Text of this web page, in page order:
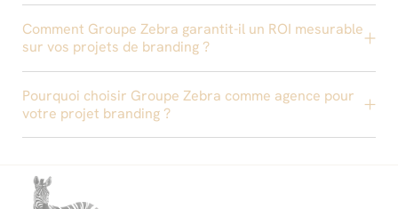
Comment Groupe Zebra garantit-il un ROI mesurable
sur vos projets de branding ?
Pourquoi choisir Groupe Zebra comme agence pour
votre projet branding ?